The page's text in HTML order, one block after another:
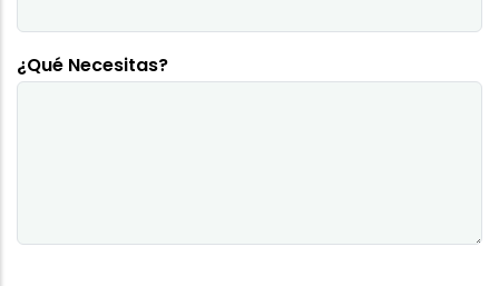
¿Qué Necesitas?